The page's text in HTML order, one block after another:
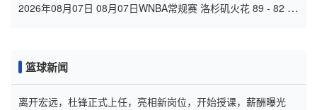
特兰火焰 集锦
2026年08月07日 08月07日WNBA常规赛 洛杉矶火花 89 - 82 明
篮球新闻
离开宏远，杜锋正式上任，亮相新岗位，开始授课，薪酬曝光